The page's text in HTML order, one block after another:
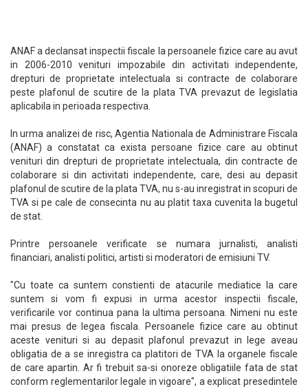
ANAF a declansat inspectii fiscale la persoanele fizice care au avut
in 2006-2010 venituri impozabile din activitati independente,
drepturi de proprietate intelectuala si contracte de colaborare
peste plafonul de scutire de la plata TVA prevazut de legislatia
aplicabila in perioada respectiva.
In urma analizei de risc, Agentia Nationala de Administrare Fiscala
(ANAF) a constatat ca exista persoane fizice care au obtinut
venituri din drepturi de proprietate intelectuala, din contracte de
colaborare si din activitati independente, care, desi au depasit
plafonul de scutire de la plata TVA, nu s-au inregistrat in scopuri de
TVA si pe cale de consecinta nu au platit taxa cuvenita la bugetul
de stat.
Printre persoanele verificate se numara jurnalisti, analisti
financiari, analisti politici, artisti si moderatori de emisiuni TV.
"Cu toate ca suntem constienti de atacurile mediatice la care
suntem si vom fi expusi in urma acestor inspectii fiscale,
verificarile vor continua pana la ultima persoana. Nimeni nu este
mai presus de legea fiscala. Persoanele fizice care au obtinut
aceste venituri si au depasit plafonul prevazut in lege aveau
obligatia de a se inregistra ca platitori de TVA la organele fiscale
de care apartin. Ar fi trebuit sa-si onoreze obligatiile fata de stat
conform reglementarilor legale in vigoare", a explicat presedintele